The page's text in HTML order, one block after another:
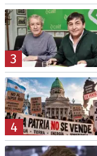
3
4